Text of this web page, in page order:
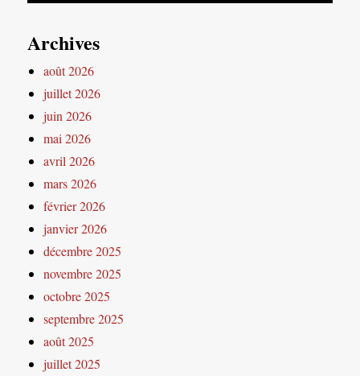
Archives
août 2026
juillet 2026
juin 2026
mai 2026
avril 2026
mars 2026
février 2026
janvier 2026
décembre 2025
novembre 2025
octobre 2025
septembre 2025
août 2025
juillet 2025